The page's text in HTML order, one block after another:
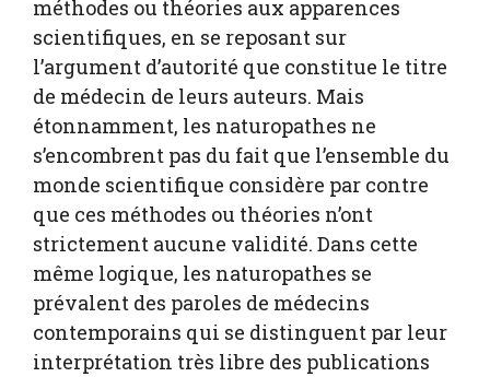
méthodes ou théories aux apparences
scientifiques, en se reposant sur
l’argument d’autorité que constitue le titre
de médecin de leurs auteurs. Mais
étonnamment, les naturopathes ne
s’encombrent pas du fait que l’ensemble du
monde scientifique considère par contre
que ces méthodes ou théories n’ont
strictement aucune validité. Dans cette
même logique, les naturopathes se
prévalent des paroles de médecins
contemporains qui se distinguent par leur
interprétation très libre des publications